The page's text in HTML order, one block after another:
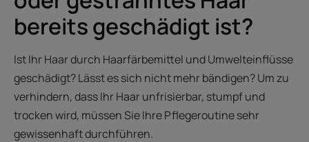
bereits geschädigt ist?
Ist Ihr Haar durch Haarfärbemittel und Umwelteinflüsse
geschädigt? Lässt es sich nicht mehr bändigen? Um zu
verhindern, dass Ihr Haar unfrisierbar, stumpf und
trocken wird, müssen Sie Ihre Pflegeroutine sehr
gewissenhaft durchführen.